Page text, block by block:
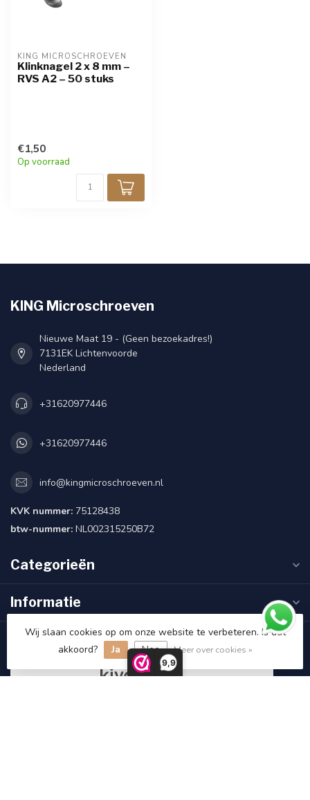
9,9
KING MICROSCHROEVEN
Klinknagel 2 x 8 mm –
RVS A2 – 50 stuks
€1,50
Op voorraad
KING Microschroeven
Nieuwe Maat 19 - (Geen bezoekadres!)
7131EK Lichtenvoorde
Nederland
+31620977446
+31620977446
info@kingmicroschroeven.nl
KVK nummer: 75128438
btw-nummer: NL002315250B72
Categorieën
Informatie
Klantbeoordelingen
Wij slaan cookies op om onze website te verbeteren. Is dat
akkoord?
Ja Nee Meer over cookies »